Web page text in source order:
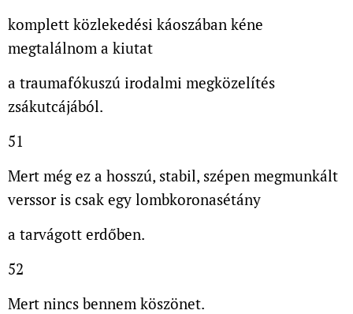
komplett közlekedési káoszában kéne
megtalálnom a kiutat
a traumafókuszú irodalmi megközelítés
zsákutcájából.
51
Mert még ez a hosszú, stabil, szépen megmunkált
verssor is csak egy lombkoronasétány
a tarvágott erdőben.
52
Mert nincs bennem köszönet.